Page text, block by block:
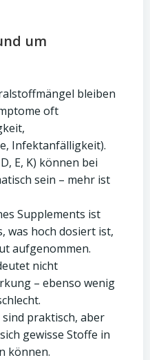
um
bleiben
oft
Infektanfälligkeit).
E, K) können bei
sein – mehr ist
Supplements ist
was hoch dosiert ist,
aufgenommen.
nicht
– ebenso wenig
praktisch, aber
gewisse Stoffe in
können.